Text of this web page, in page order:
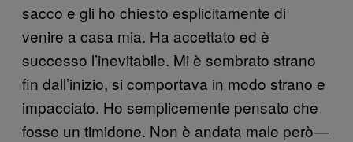
sacco e gli ho chiesto esplicitamente di
venire a casa mia. Ha accettato ed è
successo l’inevitabile. Mi è sembrato strano
fin dall’inizio, si comportava in modo strano e
impacciato. Ho semplicemente pensato che
fosse un timidone. Non è andata male però—